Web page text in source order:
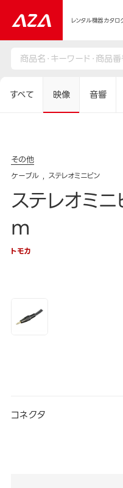
レンタル機器カタロ
すべて 映像 音響
その他
ケーブル ステレオミニピン
ステレオミ
m
トモカ
コネクタ